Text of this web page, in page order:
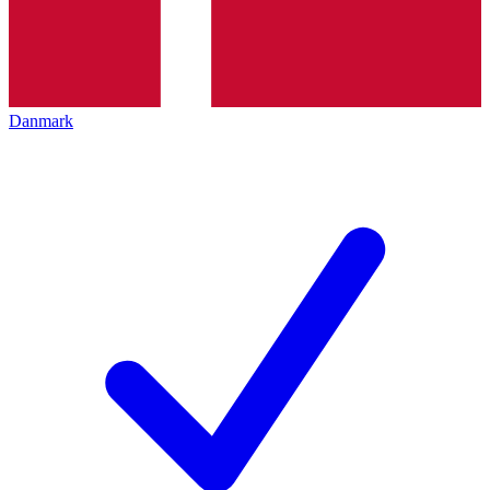
Danmark